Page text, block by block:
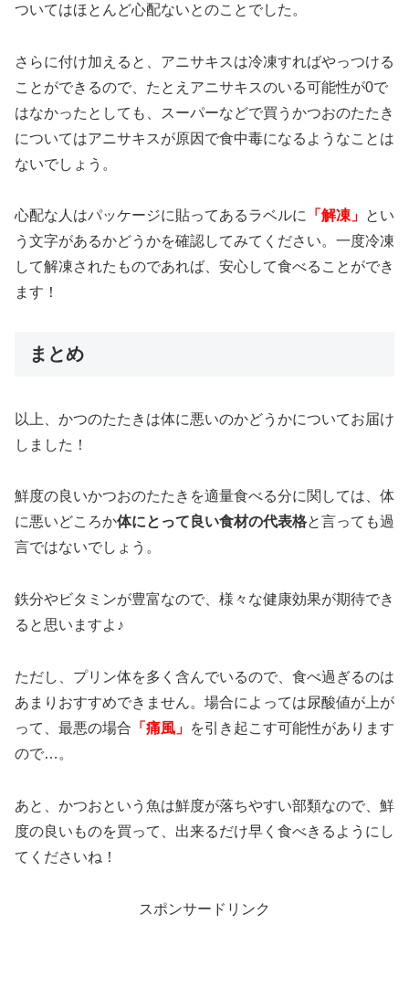
ついてはほとんど心配ないとのことでした。
さらに付け加えると、アニサキスは冷凍すればやっつける
ことができるので、たとえアニサキスのいる可能性が0で
はなかったとしても、スーパーなどで買うかつおのたたき
についてはアニサキスが原因で食中毒になるようなことは
ないでしょう。
心配な人はパッケージに貼ってあるラベルに 「解凍」 とい
う文字があるかどうかを確認してみてください。一度冷凍
して解凍されたものであれば、安心して食べることができ
ます！
まとめ
以上、かつのたたきは体に悪いのかどうかについてお届け
しました！
鮮度の良いかつおのたたきを適量食べる分に関しては、体
に悪いどころか体にとって良い食材の代表格と言っても過
言ではないでしょう。
鉄分やビタミンが豊富なので、様々な健康効果が期待でき
ると思いますよ♪
ただし、プリン体を多く含んでいるので、食べ過ぎるのは
あまりおすすめできません。場合によっては尿酸値が上が
って、最悪の場合 「痛風」 を引き起こす可能性があります
ので…。
あと、かつおという魚は鮮度が落ちやすい部類なので、鮮
度の良いものを買って、出来るだけ早く食べきるようにし
てくださいね！
スポンサードリンク